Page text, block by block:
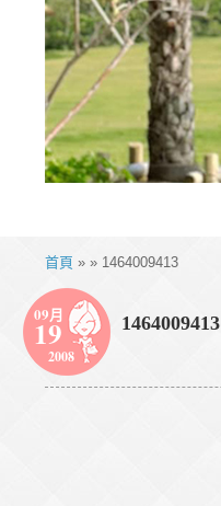
首頁 » » 1464009413
09月
19
2008
1464009413